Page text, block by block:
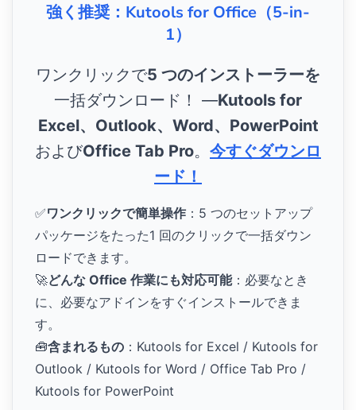
強く推奨：Kutools for Office（5-in-
1）
ワンクリックで5 つのインストーラーを
一括ダウンロード！ ―Kutools for
Excel、Outlook、Word、PowerPoint
およびOffice Tab Pro。 今すぐダウンロ
ード！
✅ワンクリックで簡単操作 ：5 つのセットアップ
パッケージをたった1 回のクリックで一括ダウン
ロードできます。
🚀どんな Office 作業にも対応可能：必要なとき
に、必要なアドインをすぐインストールできま
す。
🧰含まれるもの ：Kutools for Excel / Kutools for
Outlook / Kutools for Word / Office Tab Pro /
Kutools for PowerPoint